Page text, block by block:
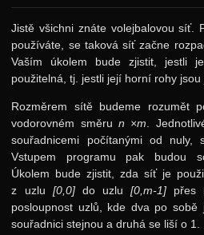
Jistě všichni znáte volejbalovou síť.
používáte, se taková síť začne
Vaším úkolem bude zjistit, jestli
použitelná, tj. jestli její horní rohy jsou
Rozměrem sítě budeme rozumět
vodorovném směru n ×m.
souřadnicemi počítanými od nuly,
Vstupem programu pak budou
Úkolem bude zjistit, zda síť je
z uzlu [0,0]do uzlu[0,m-1] přes
posloupnost uzlů, kde dva po
souřadnici stejnou a druhá se liší o 1.
31. ročník: 18/19
30. ročník: 17/18
29. ročník: 16/17
28. ročník: 15/16
26. ročník: 13/14
25. ročník: 12/13
24. ročník: 11/12
23. ročník: 10/11